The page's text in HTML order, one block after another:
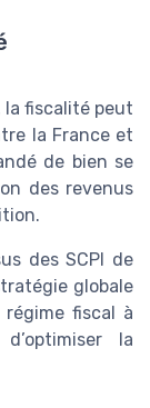
la fiscalité peut
la France et
de bien se
des revenus
des SCPI de
globale
fiscal à
la